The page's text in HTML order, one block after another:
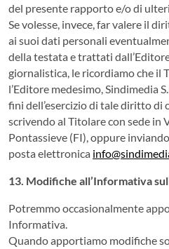
del presente rapporto e/o di
Se volesse, invece, far valere il
ai suoi dati personali
della testata e trattati
giornalistica, le ricordiamo che il
l’Editore medesimo, Sindimedia
fini dell’esercizio di tale diritto di
scrivendo al Titolare con sede in
Pontassieve (FI), oppure
posta elettronica
13. Modifiche all’Informativa
Potremmo occasionalmente
Informativa.
Quando apportiamo modifiche